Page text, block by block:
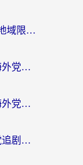
咪咕在海外怎么看直播？3步搞定地域限制，还能畅看腾讯视频与国内热剧
迪拜网络为什么微信不能视频？海外党必看的回国加速全攻略
在国外能正常使用国内软件吗？海外党亲测有效的无缝访问指南
哔哩哔哩在国外怎么看番？海外党追剧看片的终极解决方案